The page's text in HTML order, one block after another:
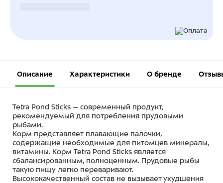
Описание Характеристики О бренде
Tetra Pond Sticks – современный продукт,
рекомендуемый для потребления прудовыми
рыбами.
Корм представляет плавающие палочки,
содержащие необходимые для питомцев минералы,
витамины. Корм Tetra Pond Sticks является
сбалансированным, полноценным. Прудовые рыбы
такую пищу легко переваривают.
Высококачественный состав не вызывает ухудшения